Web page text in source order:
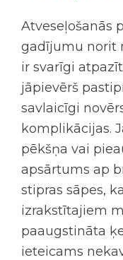
Atveseļošanās
gadījumu norit
ir svarīgi
jāpievērš
savlaicīgi
komplikācijas.
pēkšņa vai
apsārtums ap
stipras sāpes,
izrakstītajiem
paaugstināta
ieteicams